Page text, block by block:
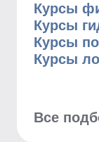
Курсы
Все